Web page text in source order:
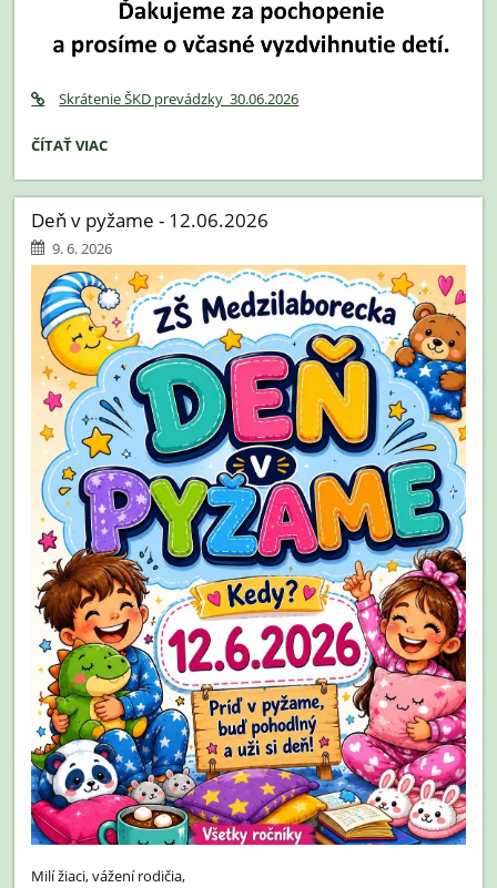
Skrátenie ŠKD prevádzky_30.06.2026
OZNAM
-
30.06.2026:
ČÍTAŤ VIAC
Deň v pyžame - 12.06.2026
9. 6. 2026
Milí žiaci, vážení rodičia,